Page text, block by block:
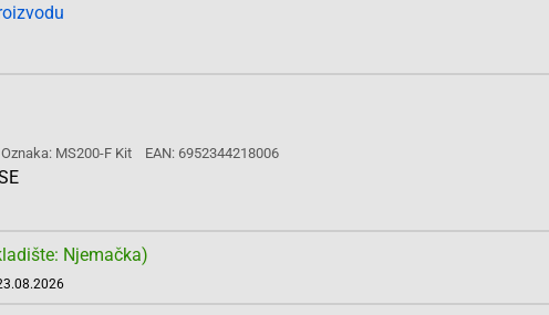
Oznaka: MS200-F Kit EAN: 6952344218006
Njemačka)